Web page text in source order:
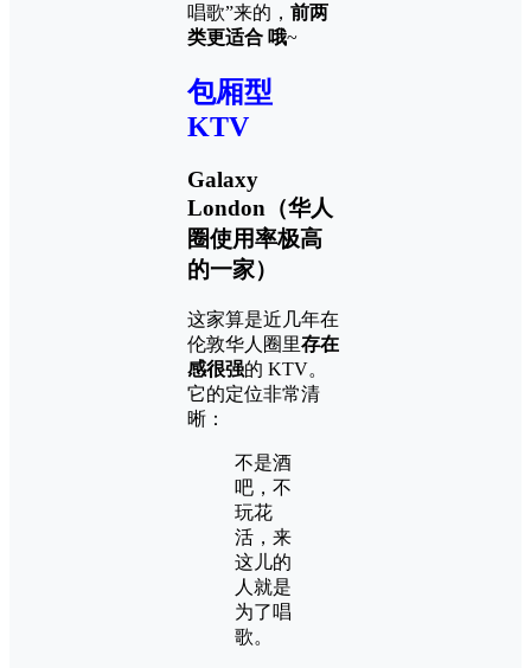
唱歌”来的， 前两
类更适合 哦~
包厢型
KTV
Galaxy
London（华人
圈使用率极高
的一家）
这家算是近几年在
伦敦华人圈里存在
感很强的 KTV。
它的定位非常清
晰：
不是酒
吧，不
玩花
活，来
这儿的
人就是
为了唱
歌。